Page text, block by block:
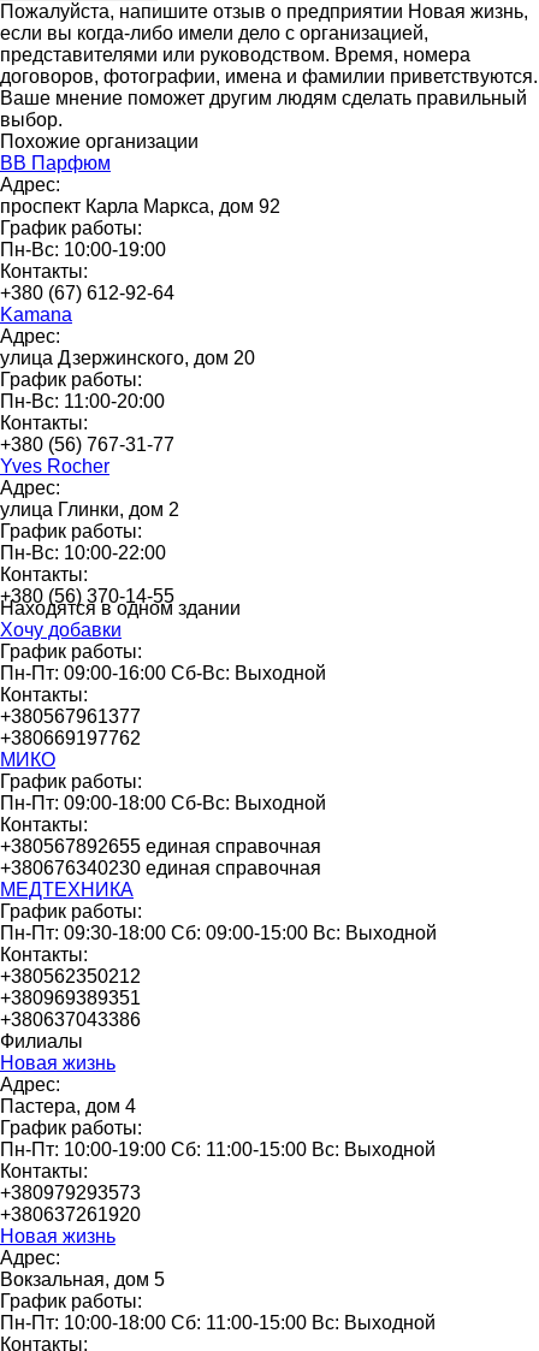
Пожалуйста, напишите отзыв о предприятии Новая жизнь,
если вы когда-либо имели дело с организацией,
представителями или руководством. Время, номера
договоров, фотографии, имена и фамилии приветствуются.
Ваше мнение поможет другим людям сделать правильный
выбор.
Похожие организации
ВВ Парфюм
Адрес:
проспект Карла Маркса, дом 92
График работы:
Пн-Вс: 10:00-19:00
Контакты:
+380 (67) 612-92-64
Kamana
Адрес:
улица Дзержинского, дом 20
График работы:
Пн-Вс: 11:00-20:00
Контакты:
+380 (56) 767-31-77
Yves Rocher
Адрес:
улица Глинки, дом 2
График работы:
Пн-Вс: 10:00-22:00
Контакты:
+380 (56) 370-14-55
Находятся в одном здании
Хочу добавки
График работы:
Пн-Пт: 09:00-16:00 Сб-Вс: Выходной
Контакты:
+380567961377
+380669197762
МИКО
График работы:
Пн-Пт: 09:00-18:00 Сб-Вс: Выходной
Контакты:
+380567892655 единая справочная
+380676340230 единая справочная
МЕДТЕХНИКА
График работы:
Пн-Пт: 09:30-18:00 Сб: 09:00-15:00 Вс: Выходной
Контакты:
+380562350212
+380969389351
+380637043386
Филиалы
Новая жизнь
Адрес:
Пастера, дом 4
График работы:
Пн-Пт: 10:00-19:00 Сб: 11:00-15:00 Вс: Выходной
Контакты:
+380979293573
+380637261920
Новая жизнь
Адрес:
Вокзальная, дом 5
График работы:
Пн-Пт: 10:00-18:00 Сб: 11:00-15:00 Вс: Выходной
Контакты: